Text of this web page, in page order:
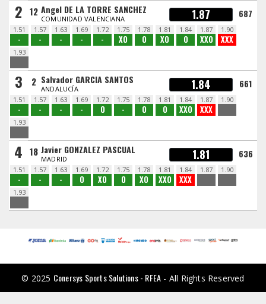
2 12 Angel DE LA TORRE SANCHEZ
COMUNIDAD VALENCIANA 1.87 687
1.51
-
1.57
-
1.63
-
1.69
-
1.72
-
1.75
XO
1.78
O
1.81
XO
1.84
O
1.87
XXO
1.90
XXX
1.93
3 2 Salvador GARCIA SANTOS
ANDALUCÍA 1.84 661
1.51
-
1.57
-
1.63
-
1.69
-
1.72
O
1.75
-
1.78
O
1.81
O
1.84
XXO
1.87
XXX
1.90
1.93
4 18 Javier GONZALEZ PASCUAL
MADRID 1.81 636
1.51
-
1.57
-
1.63
-
1.69
O
1.72
XO
1.75
O
1.78
XO
1.81
XXO
1.84
XXX
1.87 1.90
1.93
© 2025 Conersys Sports Solutions - RFEA - All Rights Reserved